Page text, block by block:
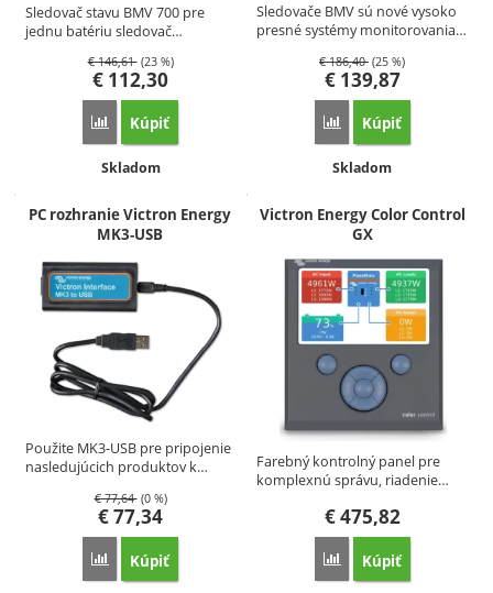
Sledovač stavu BMV 700 pre
jednu batériu sledovač…
€146,61 (23 %)
€ 112,30
Porovnať
Kúpiť
Dostupnosť:
Skladom
Sledovače BMV sú nové vysoko
presné systémy monitorovania…
€186,40 (25 %)
€139,87
Porovnať
Kúpiť
Dostupnosť:
Skladom
PC rozhranie Victron Energy
MK3-USB
Použite MK3-USB pre pripojenie
nasledujúcich produktov k…
€77,64 (0 %)
€77,34
Porovnať
Kúpiť
Victron Energy Color Control
GX
Farebný kontrolný panel pre
komplexnú správu, riadenie…
€475,82
Porovnať
Kúpiť